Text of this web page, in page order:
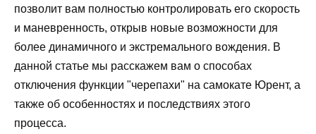
позволит вам полностью контролировать его скорость
и маневренность, открыв новые возможности для
более динамичного и экстремального вождения. В
данной статье мы расскажем вам о способах
отключения функции "черепахи" на самокате Юрент, а
также об особенностях и последствиях этого
процесса.